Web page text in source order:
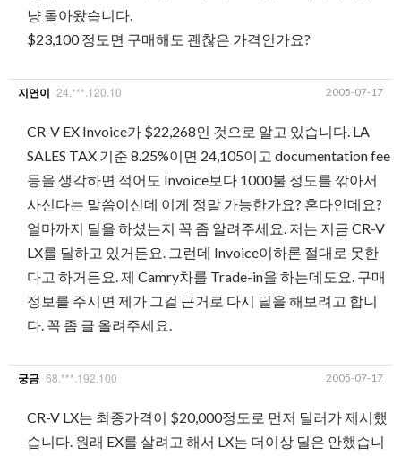
냥 돌아왔습니다.
$23,100 정도면 구매해도 괜찮은 가격인가요?
지연이 24.***.120.10 2005-07-17
CR-V EX Invoice가 $22,268인 것으로 알고 있습니다. LA
SALES TAX 기준 8.25%이면 24,105이고 documentation fee
등을 생각하면 적어도 Invoice보다 1000불 정도를 깎아서
사신다는 말씀이신데 이게 정말 가능한가요? 혼다인데요?
얼마까지 딜을 하셨는지 꼭 좀 알려주세요. 저는 지금 CR-V
LX를 딜하고 있거든요. 그런데 Invoice이하론 절대로 못한
다고 하거든요. 제 Camry차를 Trade-in을 하는데도요. 구매
정보를 주시면 제가 그걸 근거로 다시 딜을 해보려고 합니
다. 꼭 좀 글 올려주세요.
궁금 68.***.192.100 2005-07-17
CR-V LX는 최종가격이 $20,000정도로 먼저 딜러가 제시했
습니다. 원래 EX를 살려고 해서 LX는 더이상 딜은 안했습니